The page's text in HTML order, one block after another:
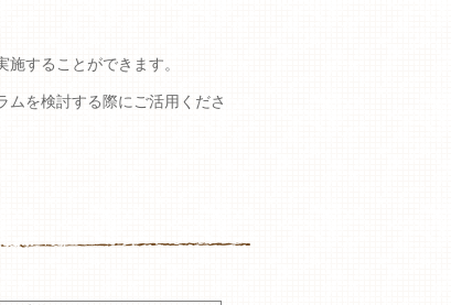
することができます。
ムを検討する際にご活用くださ